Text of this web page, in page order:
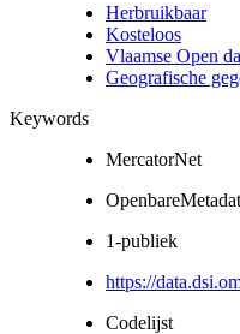
Herbruikbaar
Kosteloos
Vlaamse Open
Geografische
Keywords
MercatorNet
1-publiek
https://
Codelijst